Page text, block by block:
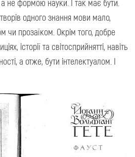
не формою науки. І так має бути.
одного знання мови мало,
чи прозаїком. Окрім того, добре
історії та світосприйнятті, навіть
а отже, бути інтелектуалом. І